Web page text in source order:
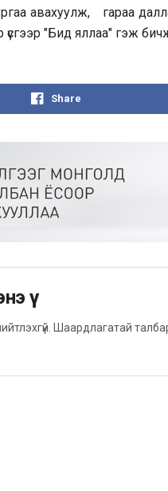
авахуулж, гараа
"Бид яллаа" гэж
Share
үү
Шаардлагатай